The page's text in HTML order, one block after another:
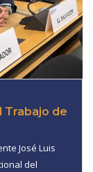
Trabajo de
José Luis
del